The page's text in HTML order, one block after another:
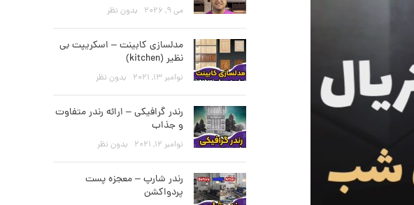
می 9, 2026 بدون نظر
مدلسازی کابینت – اسکریپت بی
نظیر (kitchen)
نوامبر 13, 2021 بدون نظر
رندر گرافیکی – ارائه رندر متفاوت
و جذاب
نوامبر 12, 2021 بدون نظر
رندر شارپ – معجزه پست
پردواکشن